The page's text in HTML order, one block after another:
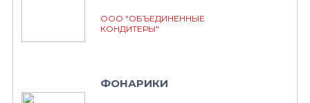
ООО "ОБЪЕДИНЕННЫЕ
КОНДИТЕРЫ"
ФОНАРИКИ